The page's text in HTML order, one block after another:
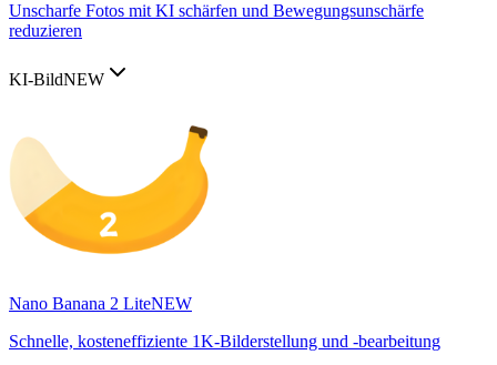
Unscharfe Fotos mit KI schärfen und Bewegungsunschärfe
reduzieren
KI-BildNEW
Nano Banana 2 LiteNEW
Schnelle, kosteneffiziente 1K-Bilderstellung und -bearbeitung